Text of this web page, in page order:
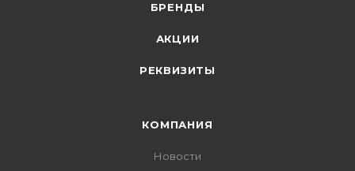
БРЕНДЫ
АКЦИИ
РЕКВИЗИТЫ
КОМПАНИЯ
Новости